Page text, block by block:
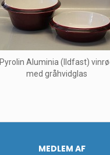
Pyrolin Aluminia (Ildfast)
med gråhvidglas
MEDLEM AF